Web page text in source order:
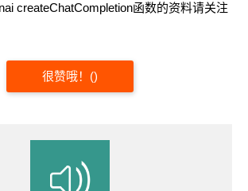
createChatCompletion函数的资料请关注
很赞哦！ ()